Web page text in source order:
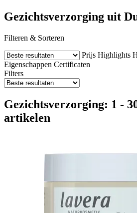
Gezichtsverzorging uit
Filteren & Sorteren
Prijs Highlights
Eigenschappen Certificaten
Filters
Gezichtsverzorging: 1 -
artikelen